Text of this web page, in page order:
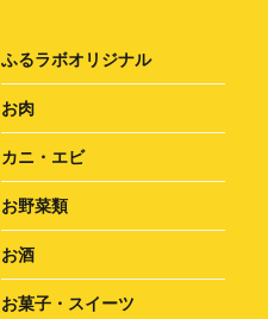
ふるラボオリジナル
お肉
カニ・エビ
お野菜類
お酒
お菓子・スイーツ